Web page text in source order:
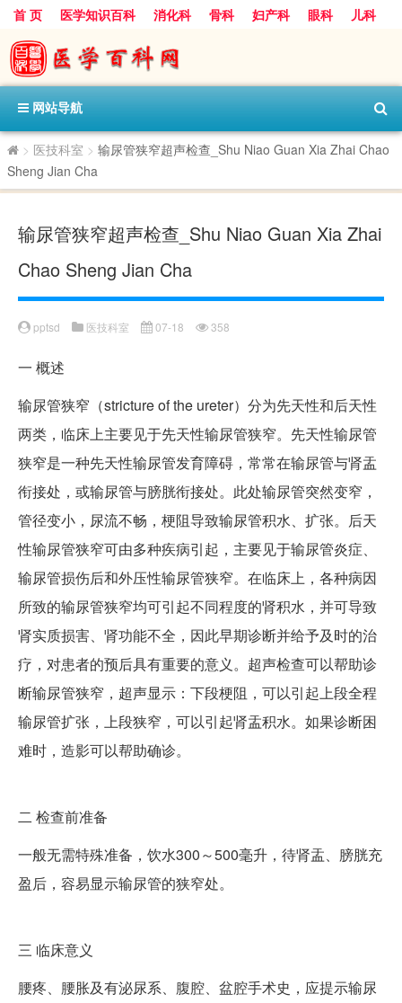
首 页 医学知识百科 消化科 骨科 妇产科 眼科
儿科
心血管病科
呼吸科 神经科
内分泌科
口腔科
网站导航
> 医技科室 > 输尿管狭窄超声检查_Shu Niao Guan Xia Zhai Chao
Sheng Jian Cha
输尿管狭窄超声检查_Shu Niao Guan Xia Zhai
Chao Sheng Jian Cha
pptsd 医技科室 07-18 358
一 概述
输尿管狭窄（stricture of the ureter）分为先天性和后天性
两类，临床上主要见于先天性输尿管狭窄。先天性输尿管
狭窄是一种先天性输尿管发育障碍，常常在输尿管与肾盂
衔接处，或输尿管与膀胱衔接处。此处输尿管突然变窄，
管径变小，尿流不畅，梗阻导致输尿管积水、扩张。后天
性输尿管狭窄可由多种疾病引起，主要见于输尿管炎症、
输尿管损伤后和外压性输尿管狭窄。在临床上，各种病因
所致的输尿管狭窄均可引起不同程度的肾积水，并可导致
肾实质损害、肾功能不全，因此早期诊断并给予及时的治
疗，对患者的预后具有重要的意义。超声检查可以帮助诊
断输尿管狭窄，超声显示：下段梗阻，可以引起上段全程
输尿管扩张，上段狭窄，可以引起肾盂积水。如果诊断困
难时，造影可以帮助确诊。
二 检查前准备
一般无需特殊准备，饮水300～500毫升，待肾盂、膀胱充
盈后，容易显示输尿管的狭窄处。
三 临床意义
腰疼、腰胀及有泌尿系、腹腔、盆腔手术史，应提示输尿